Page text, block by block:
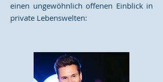
einen ungewöhnlich offenen Einblick in
private Lebenswelten: